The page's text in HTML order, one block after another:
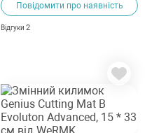
Повідомити про наявність
Відгуки2